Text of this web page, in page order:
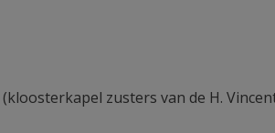
zusters van de H.